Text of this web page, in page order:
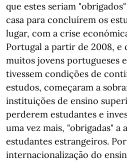
que estes seriam
casa para concluírem os
lugar, com a crise
Portugal a partir de 2008, e
muitos jovens portugueses
tivessem condições de
estudos, começaram a
instituições de ensino
perderem estudantes e
uma vez mais, "obrigadas" a
estudantes estrangeiros.
internacionalização do